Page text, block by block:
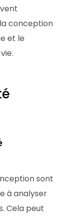
conception
et le
sont
à analyser
Cela peut